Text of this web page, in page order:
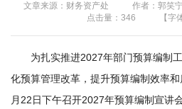
本
所
文章来源：财务资产处 作者：郭笑
点击量： 346 【字
为扎实推进2027年部门预算编制
化预算管理改革，提升预算编制效率
月22日下午召开2027年预算编制宣讲会